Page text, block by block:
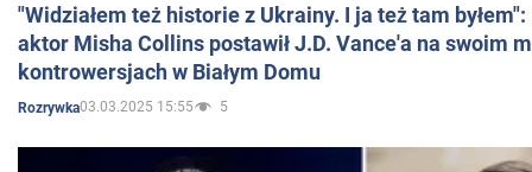
"Widziałem też historie z Ukrainy. I ja też tam
aktor Misha Collins postawił J.D. Vance'a na swoim
kontrowersjach w Białym Domu
Rozrywka03.03.2025 15:55 5